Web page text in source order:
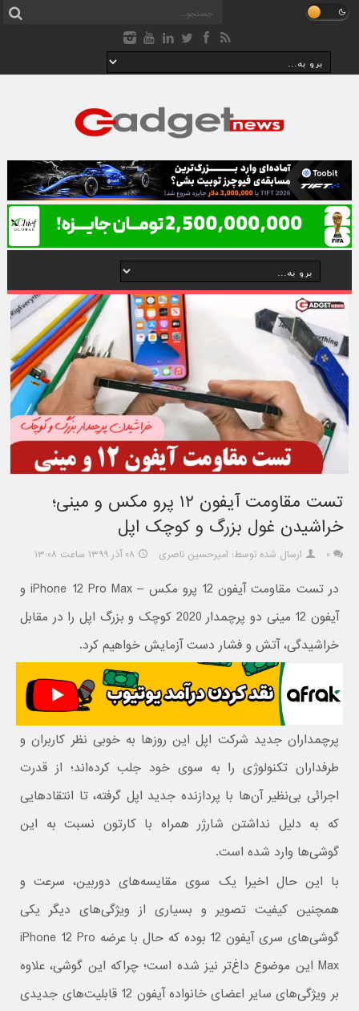
تست مقاومت آیفون ۱۲ پرو مکس و مینی؛
خراشیدن غول بزرگ و کوچک اپل
۰ ارسال شده توسط: امیرحسین ناصری ۰۸ آذر ۱۳۹۹ ساعت ۱۳:۰۸
در تست مقاومت آیفون 12 پرو مکس – iPhone 12 Pro Max و
آیفون 12 مینی دو پرچمدار 2020 کوچک و بزرگ اپل را در مقابل
خراشیدگی، آتش و فشار دست آزمایش خواهیم کرد.
پرچمداران جدید شرکت اپل این روزها به خوبی نظر کاربران و
طرفداران تکنولوژی را به سوی خود جلب کرده‌اند؛ از قدرت
اجرائی بی‌نظیر آن‌ها با پردازنده جدید اپل گرفته، تا انتقادهایی
که به دلیل نداشتن شارژر همراه با کارتون نسبت به این
گوشی‌ها وارد شده است.
با این حال اخیرا یک سوی مقایسه‌های دوربین، سرعت و
همچنین کیفیت تصویر و بسیاری از ویژگی‌های دیگر یکی
گوشی‌های سری آیفون 12 بوده که حال با عرضه iPhone 12 Pro
Max این موضوع داغ‌تر نیز شده است؛ چراکه این گوشی، علاوه
بر ویژگی‌های سایر اعضای خانواده آیفون 12 قابلیت‌های جدیدی